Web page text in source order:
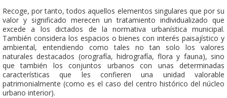
Recoge, por tanto, todos aquellos elementos singulares que por su
valor y significado merecen un tratamiento individualizado que
excede a los dictados de la normativa urbanística municipal.
También considera los espacios o bienes con interés paisajístico y
ambiental, entendiendo como tales no tan solo los valores
naturales destacados (orografía, hidrografía, flora y fauna), sino
que también los conjuntos urbanos con unas determinadas
características que les confieren una unidad valorable
patrimonialmente (como es el caso del centro histórico del núcleo
urbano interior).